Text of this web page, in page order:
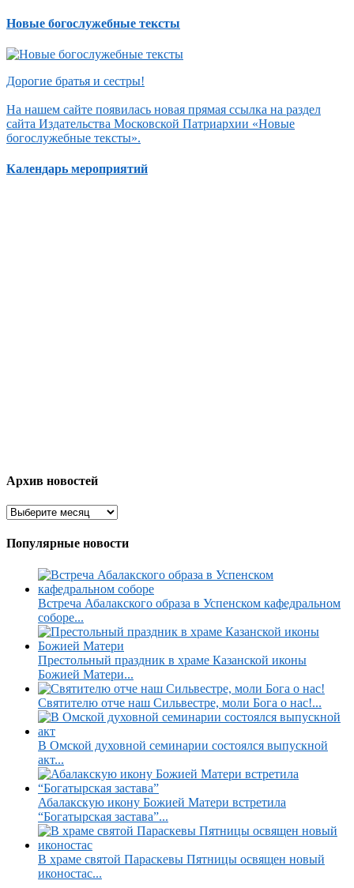
Новые богослужебные тексты
Дорогие братья и сестры!
На нашем сайте появилась новая прямая ссылка на раздел
сайта Издательства Московской Патриархии «Новые
богослужебные тексты».
Календарь мероприятий
Архив новостей
Популярные новости
Встреча Абалакского образа в Успенском кафедральном
соборе...
Престольный праздник в храме Казанской иконы
Божией Матери...
Святителю отче наш Сильвестре, моли Бога о нас!...
В Омской духовной семинарии состоялся выпускной
акт...
Абалакскую икону Божией Матери встретила
“Богатырская застава”...
В храме святой Параскевы Пятницы освящен новый
иконостас...